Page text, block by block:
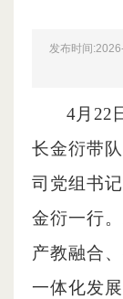
发布时间
4月22
长金衍带
司党组书
金衍一行
产教融合
一体化发